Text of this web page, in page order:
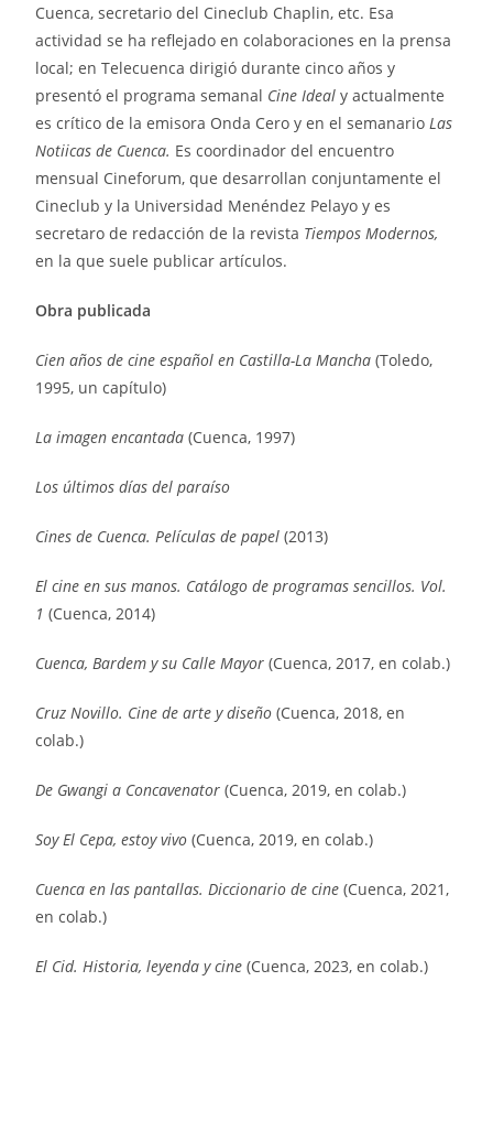
Cuenca, secretario del Cineclub Chaplin, etc. Esa
actividad se ha reflejado en colaboraciones en la prensa
local; en Telecuenca dirigió durante cinco años y
presentó el programa semanal Cine Idealy actualmente
es crítico de la emisora Onda Cero y en el semanario Las
Notiicas de Cuenca. Es coordinador del encuentro
mensual Cineforum, que desarrollan conjuntamente el
Cineclub y la Universidad Menéndez Pelayo y es
secretaro de redacción de la revista Tiempos Modernos,
en la que suele publicar artículos.
Obra publicada
Cien años de cine español en Castilla-La Mancha(Toledo,
1995, un capítulo)
La imagen encantada(Cuenca, 1997)
Los últimos días del paraíso
Cines de Cuenca. Películas de papel(2013)
El cine en sus manos. Catálogo de programas sencillos. Vol.
1(Cuenca, 2014)
Cuenca, Bardem y su Calle Mayor(Cuenca, 2017, en colab.)
Cruz Novillo. Cine de arte y diseño(Cuenca, 2018, en
colab.)
De Gwangi a Concavenator(Cuenca, 2019, en colab.)
Soy El Cepa, estoy vivo(Cuenca, 2019, en colab.)
Cuenca en las pantallas. Diccionario de cine(Cuenca, 2021,
en colab.)
El Cid. Historia, leyenda y cine(Cuenca, 2023, en colab.)